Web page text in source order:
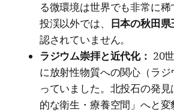
る微環境は世界でも非常に
投渓以外では、
日本の秋田
認されていません。
ラジウム崇拝と近代化： 20
に放射性物質への関心（ラジ
っていました。北投石の発
的な衛生・療養空間」へと